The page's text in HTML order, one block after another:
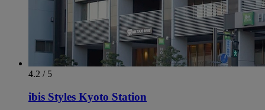
4.2 / 5
ibis Styles Kyoto Station